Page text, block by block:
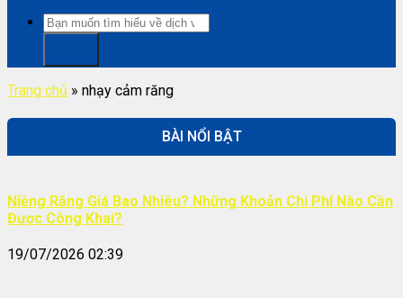
Trang chủ » nhạy cảm răng
BÀI NỔI BẬT
Niềng Răng Giá Bao Nhiêu? Những Khoản Chi Phí Nào Cần
Được Công Khai?
19/07/2026 02:39